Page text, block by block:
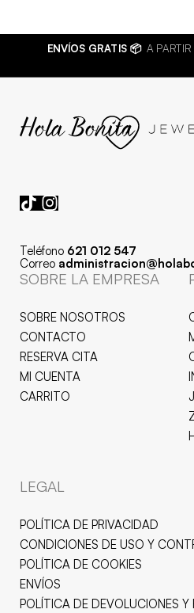
ENVÍOS GRATIS 📦 A
Teléfono 621 012 547
Correo
SOBRE LA EMPRESA
SOBRE NOSOTROS
CONTACTO
RESERVA CITA
MI CUENTA
CARRITO
LEGAL
POLÍTICA DE PRIVACIDAD
CONDICIONES DE USO Y
POLÍTICA DE COOKIES
ENVÍOS
POLÍTICA DE DEVOLUCIONES Y